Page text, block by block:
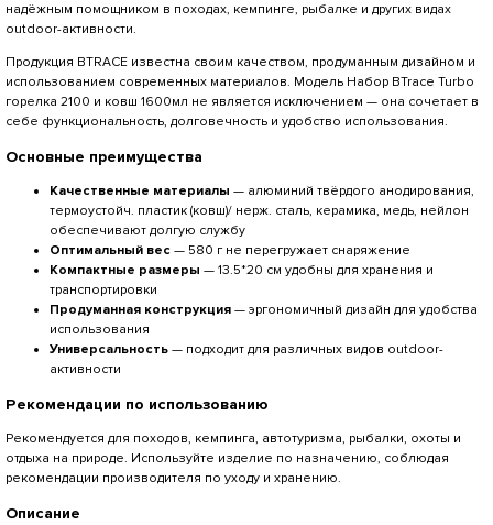
надёжным помощником в походах, кемпинге, рыбалке и других видах
outdoor-активности.
Продукция BTRACE известна своим качеством, продуманным дизайном и
использованием современных материалов. Модель Набор BTrace Turbo
горелка 2100 и ковш 1600мл не является исключением — она сочетает в
себе функциональность, долговечность и удобство использования.
Основные преимущества
Качественные материалы — алюминий твёрдого анодирования,
термоустойч. пластик (ковш)/ нерж. сталь, керамика, медь, нейлон
обеспечивают долгую службу
Оптимальный вес — 580 г не перегружает снаряжение
Компактные размеры — 13.5*20 см удобны для хранения и
транспортировки
Продуманная конструкция — эргономичный дизайн для удобства
использования
Универсальность — подходит для различных видов outdoor-
активности
Рекомендации по использованию
Рекомендуется для походов, кемпинга, автотуризма, рыбалки, охоты и
отдыха на природе. Используйте изделие по назначению, соблюдая
рекомендации производителя по уходу и хранению.
Описание